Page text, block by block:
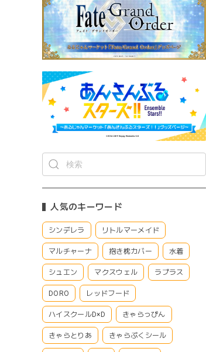
人気のキーワード
シンデレラ リトルマーメイド
マルチャーナ 抱き枕カバー 水着
シュエン マクスウェル ラプラス
DORO レッドフード
ハイスクールD×D きゃらっぴん
きゃらとりあ きゃらぷくシール